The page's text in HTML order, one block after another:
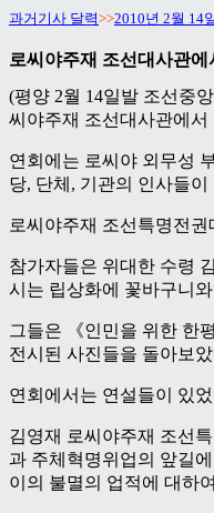
과거기사 달력>>2010년 2월 14
로씨야주재 조선대사관에
(평양 2월 14일발 조선중
씨야주재 조선대사관에서
연회에는 로씨야 외무성
당, 단체, 기관의 인사들이
로씨야주재 조선특명전
참가자들은 위대한 수령
시는 립상화에 꽃바구니
그들은 《인민을 위한 한
전시된 사진들을 돌아보
연회에서는 연설들이 있
김영재 로씨야주재 조선
과 주체혁명위업의 앞길
이의 불멸의 업적에 대하